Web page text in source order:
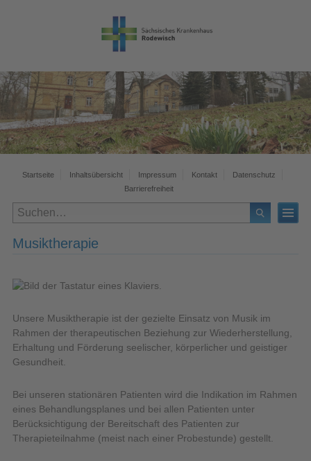
Startseite Inhaltsübersicht Impressum Kontakt
Datenschutz
Barrierefreiheit
Musiktherapie
Unsere Musiktherapie ist der gezielte Einsatz von Musik im
Rahmen der therapeutischen Beziehung zur Wiederherstellung,
Erhaltung und Förderung seelischer, körperlicher und geistiger
Gesundheit.
Bei unseren stationären Patienten wird die Indikation im Rahmen
eines Behandlungsplanes und bei allen Patienten unter
Berücksichtigung der Bereitschaft des Patienten zur
Therapieteilnahme (meist nach einer Probestunde) gestellt.